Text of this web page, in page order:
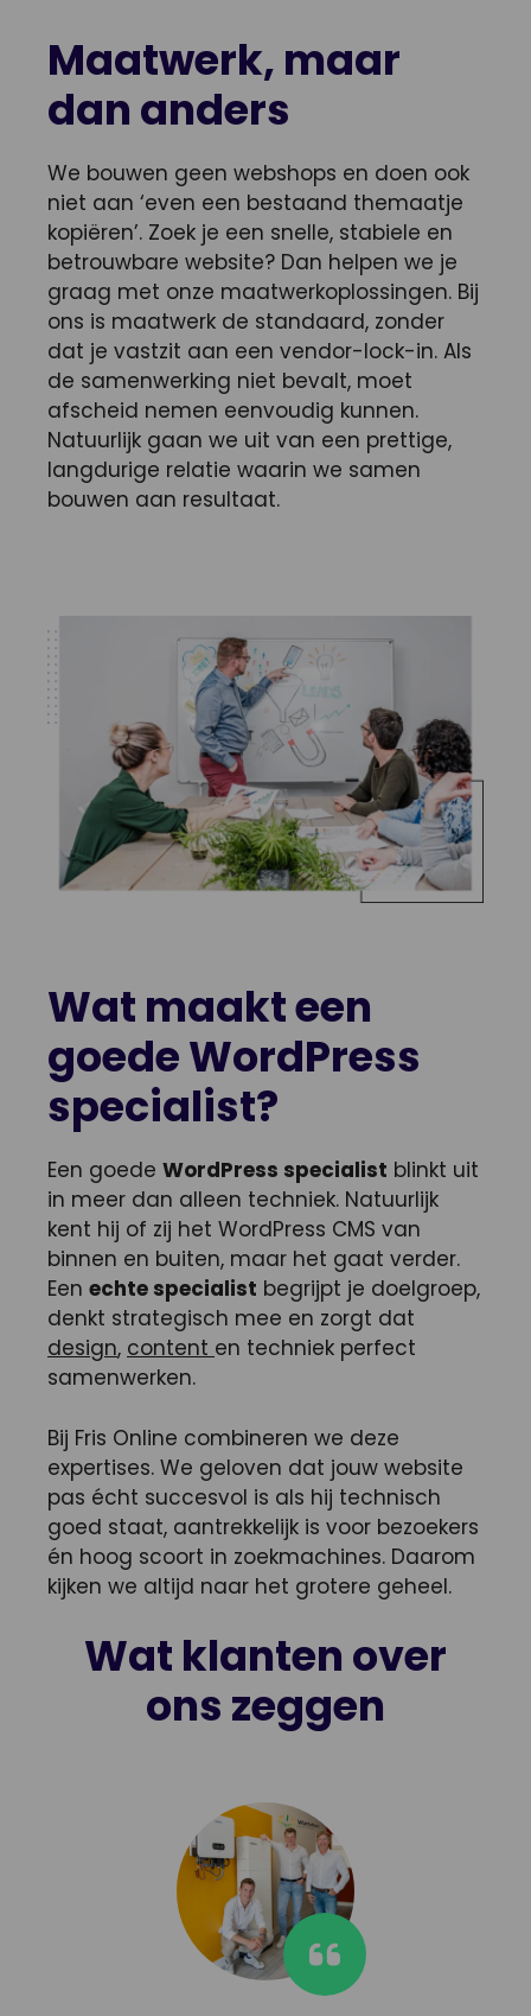
Maatwerk, maar
dan anders
We bouwen geen webshops en doen ook
niet aan ‘even een bestaand themaatje
kopiëren’. Zoek je een snelle, stabiele en
betrouwbare website? Dan helpen we je
graag met onze maatwerkoplossingen. Bij
ons is maatwerk de standaard, zonder
dat je vastzit aan een vendor-lock-in. Als
de samenwerking niet bevalt, moet
afscheid nemen eenvoudig kunnen.
Natuurlijk gaan we uit van een prettige,
langdurige relatie waarin we samen
bouwen aan resultaat.
Wat maakt een
goede WordPress
specialist?
Een goede WordPress specialist blinkt uit
in meer dan alleen techniek. Natuurlijk
kent hij of zij het WordPress CMS van
binnen en buiten, maar het gaat verder.
Een echte specialist begrijpt je doelgroep,
denkt strategisch mee en zorgt dat
design, content en techniek perfect
samenwerken.
Bij Fris Online combineren we deze
expertises. We geloven dat jouw website
pas écht succesvol is als hij technisch
goed staat, aantrekkelijk is voor bezoekers
én hoog scoort in zoekmachines. Daarom
kijken we altijd naar het grotere geheel.
Wat klanten over
ons zeggen